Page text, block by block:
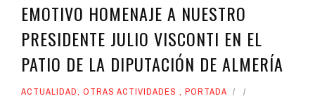
EMOTIVO HOMENAJE A NUESTRO
PRESIDENTE JULIO VISCONTI EN EL
PATIO DE LA DIPUTACIÓN DE ALMERÍA
ACTUALIDAD, OTRAS ACTIVIDADES , PORTADA